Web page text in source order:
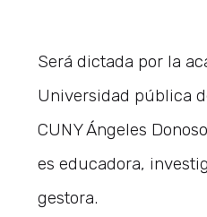
Será dictada por la
Universidad pública
CUNY Ángeles
es educadora,
gestora.